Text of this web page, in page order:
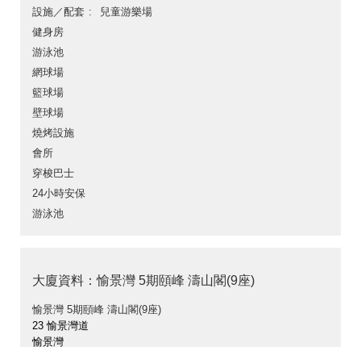
設施／配套
兒童游樂場
健身房
游泳池
網球場
籃球場
壁球場
燒烤設施
會所
穿梭巴士
24小時安保
游泳池
大廈資料：愉景灣 5期頤峰 濤山閣(9座)
愉景灣 5期頤峰 濤山閣(9座)
23 愉景灣道
愉景灣